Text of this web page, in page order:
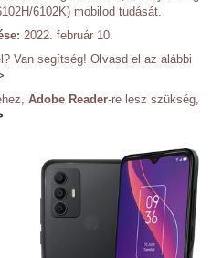
6102K) mobilod tudását.
2022. február 10.
Van segítség! Olvasd el az alábbi
Adobe Reader-re lesz szükség,